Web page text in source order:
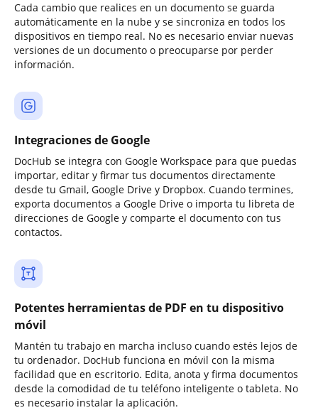
Cada cambio que realices en un documento se guarda
automáticamente en la nube y se sincroniza en todos los
dispositivos en tiempo real. No es necesario enviar nuevas
versiones de un documento o preocuparse por perder
información.
Integraciones de Google
DocHub se integra con Google Workspace para que puedas
importar, editar y firmar tus documentos directamente
desde tu Gmail, Google Drive y Dropbox. Cuando termines,
exporta documentos a Google Drive o importa tu libreta de
direcciones de Google y comparte el documento con tus
contactos.
Potentes herramientas de PDF en tu dispositivo
móvil
Mantén tu trabajo en marcha incluso cuando estés lejos de
tu ordenador. DocHub funciona en móvil con la misma
facilidad que en escritorio. Edita, anota y firma documentos
desde la comodidad de tu teléfono inteligente o tableta. No
es necesario instalar la aplicación.